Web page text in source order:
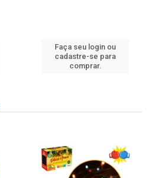
Faça seu login ou
cadastre-se para
comprar.